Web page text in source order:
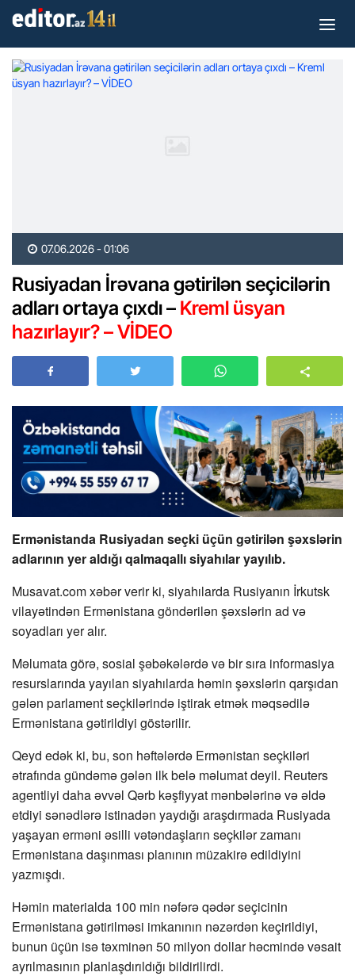
07.06.2026 - 01:06
Rusiyadan İrəvana gətirilən seçicilərin
adları ortaya çıxdı – Kreml üsyan
hazırlayır? – VİDEO
Ermənistanda Rusiyadan seçki üçün gətirilən şəxslərin
adlarının yer aldığı qalmaqallı siyahılar yayılıb.
Musavat.com xəbər verir ki, siyahılarda Rusiyanın İrkutsk
vilayətindən Ermənistana göndərilən şəxslərin ad və
soyadları yer alır.
Məlumata görə, sosial şəbəkələrdə və bir sıra informasiya
resurslarında yayılan siyahılarda həmin şəxslərin qarşıdan
gələn parlament seçkilərində iştirak etmək məqsədilə
Ermənistana gətirildiyi göstərilir.
Qeyd edək ki, bu, son həftələrdə Ermənistan seçkiləri
ətrafında gündəmə gələn ilk belə məlumat deyil. Reuters
agentliyi daha əvvəl Qərb kəşfiyyat mənbələrinə və əldə
etdiyi sənədlərə istinadən yaydığı araşdırmada Rusiyada
yaşayan erməni əsilli vətəndaşların seçkilər zamanı
Ermənistana daşınması planının müzakirə edildiyini
yazmışdı.
Həmin materialda 100 min nəfərə qədər seçicinin
Ermənistana gətirilməsi imkanının nəzərdən keçirildiyi,
bunun üçün isə təxminən 50 milyon dollar həcmində vəsait
ayrılmasının planlaşdırıldığı bildirilirdi.